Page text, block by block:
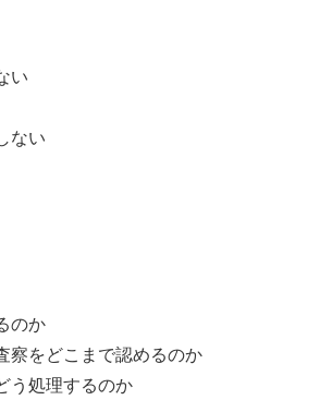
い
ない
のか
察をどこまで認めるのか
う処理するのか